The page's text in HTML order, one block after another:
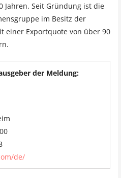
Jahren. Seit Gründung ist die
im Besitz der
einer Exportquote von über 90
der Meldung:
de/